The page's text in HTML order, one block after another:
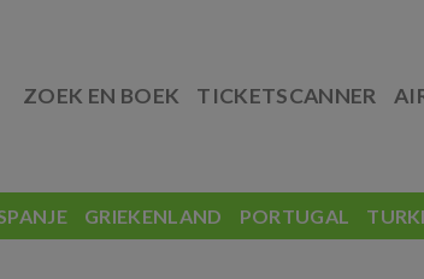
ZOEK EN BOEK TICKETSCANNER
GRIEKENLAND PORTUGAL